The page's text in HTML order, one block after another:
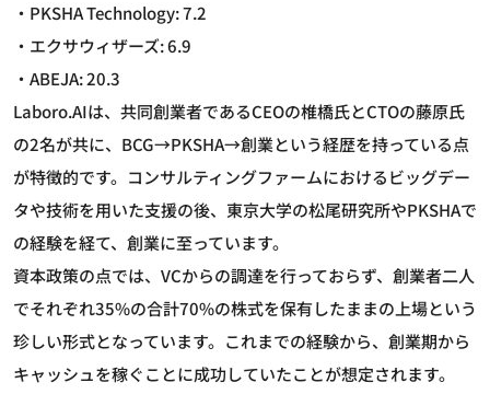
・PKSHA Technology: 7.2
・エクサウィザーズ: 6.9
・ABEJA: 20.3
Laboro.AIは、共同創業者であるCEOの椎橋氏とCTOの藤原氏
の2名が共に、BCG→PKSHA→創業という経歴を持っている点
が特徴的です。コンサルティングファームにおけるビッグデー
タや技術を用いた支援の後、東京大学の松尾研究所やPKSHAで
の経験を経て、創業に至っています。
資本政策の点では、VCからの調達を行っておらず、創業者二人
でそれぞれ35%の合計70%の株式を保有したままの上場という
珍しい形式となっています。これまでの経験から、創業期から
キャッシュを稼ぐことに成功していたことが想定されます。